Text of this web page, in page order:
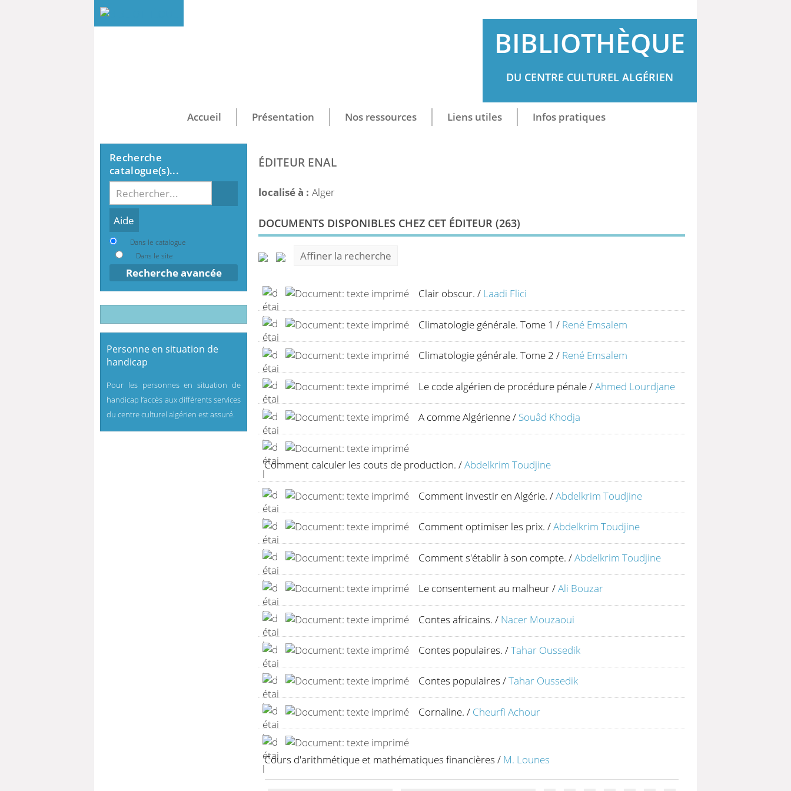
BIBLIOTHÈQUE
DU CENTRE CULTUREL ALGÉRIEN
Accueil Présentation Nos ressources Liens utiles Infos pratiques
ÉDITEUR ENAL
localisé à : Alger
DOCUMENTS DISPONIBLES CHEZ CET ÉDITEUR (263)
Affiner la recherche
Clair obscur. / Laadi Flici
Climatologie générale. Tome 1 / René Emsalem
Climatologie générale. Tome 2 / René Emsalem
Le code algérien de procédure pénale/Ahmed Lourdjane
A comme Algérienne/ Souâd Khodja
Comment calculer les couts de production. /Abdelkrim Toudjine
Comment investir en Algérie. /Abdelkrim Toudjine
Comment optimiser les prix. /Abdelkrim Toudjine
Comment s'établir à son compte. /Abdelkrim Toudjine
Le consentement au malheur/Ali Bouzar
Contes africains. / Nacer Mouzaoui
Contes populaires. /Tahar Oussedik
Contes populaires /Tahar Oussedik
Cornaline. / Cheurfi Achour
Cours d'arithmétique et mathématiques financières / M. Lounes
Recherche
catalogue(s)...
Recherche
Dans le catalogue
Dans le site
Recherche avancée
Personne en situation de
handicap
Pour les personnes en situation de
handicap l’accès aux différents services
du centre culturel algérien est assuré.